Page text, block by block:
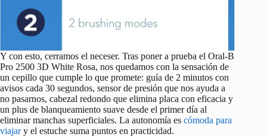
Y con esto, cerramos el neceser. Tras poner a prueba el Oral-B
Pro 2500 3D White Rosa, nos quedamos con la sensación de
un cepillo que cumple lo que promete: guía de 2 minutos con
avisos cada 30 segundos, sensor de presión que nos ayuda a
no pasarnos, cabezal redondo que elimina placa con eficacia y
un plus de blanqueamiento suave desde el primer día al
eliminar manchas superficiales. La autonomía es cómoda para
viajary el estuche suma puntos en practicidad.